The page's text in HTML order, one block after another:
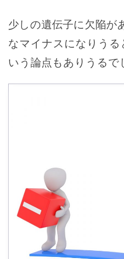
少しの遺伝子に欠陥が
なマイナスになりうる
いう論点もありうるで